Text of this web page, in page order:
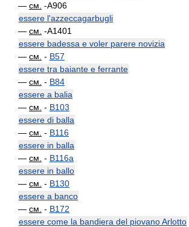
— см. -A906
essere l'azzeccagarbugli
— см. -A1401
essere badessa e voler parere novizia
— см. - B57
essere tra baiante e ferrante
— см. - B84
essere a balia
— см. - B103
essere di balla
— см. - B116
essere in balla
— см. - B116a
essere in ballo
— см. - B130
essere a banco
— см. - B172
essere come la bandiera del piovano Arlotto